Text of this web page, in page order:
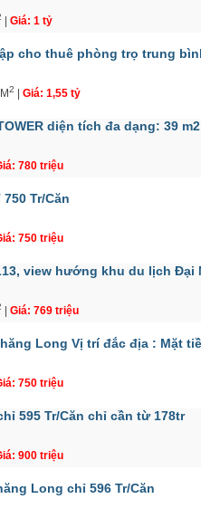
Giá: 1 tỷ
cho thuê phòng trọ trung
2 Giá: 1,55 tỷ
diện tích đa dạng: 39
780 triệu
Tr/Căn
750 triệu
view hướng khu du lịch Đại
Giá: 769 triệu
Long Vị trí đắc địa : Mặt
750 triệu
595 Tr/Căn chỉ cần từ 178tr
900 triệu
Long chỉ 596 Tr/Căn